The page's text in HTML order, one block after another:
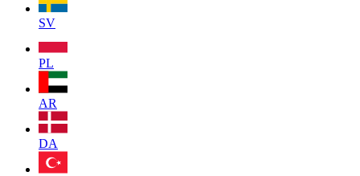
SV
PL
AR
DA